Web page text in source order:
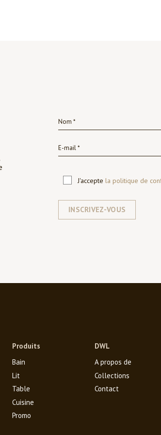
J'accepte la politique de
INSCRIVEZ-VOUS
Produits
Bain
Lit
Table
Cuisine
Promo
DWL
A propos de
Collections
Contact